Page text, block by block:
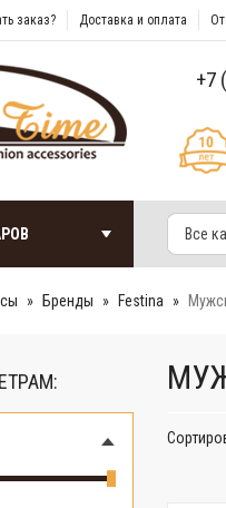
заказ? Доставка и оплата
+7
Все
Бренды Festina